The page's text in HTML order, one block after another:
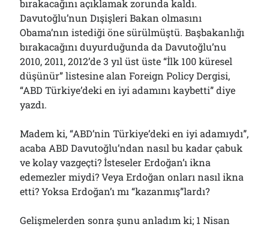
bırakacağını açıklamak zorunda kaldı.
Davutoğlu’nun Dışişleri Bakan olmasını
Obama’nın istediği öne sürülmüştü. Başbakanlığı
bırakacağını duyurduğunda da Davutoğlu’nu
2010, 2011, 2012’de 3 yıl üst üste “İlk 100 küresel
düşünür” listesine alan Foreign Policy Dergisi,
“ABD Türkiye’deki en iyi adamını kaybetti” diye
yazdı.
Madem ki, “ABD’nin Türkiye’deki en iyi adamıydı”,
acaba ABD Davutoğlu’ndan nasıl bu kadar çabuk
ve kolay vazgeçti? İsteseler Erdoğan’ı ikna
edemezler miydi? Veya Erdoğan onları nasıl ikna
etti? Yoksa Erdoğan’ı mı “kazanmış”lardı?
Gelişmelerden sonra şunu anladım ki; 1 Nisan